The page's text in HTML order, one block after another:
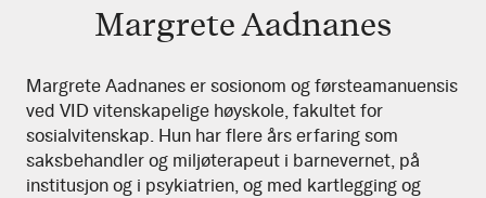
Margrete Aadnanes
Margrete
Aadnanes
Margrete Aadnanes er sosionom og førsteamanuensis
ved VID vitenskapelige høyskole, fakultet for
sosialvitenskap. Hun har flere års erfaring som
saksbehandler og miljøterapeut i barnevernet, på
institusjon og i psykiatrien, og med kartlegging og